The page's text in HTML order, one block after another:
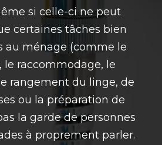
si celle-ci ne peut
certaines tâches bien
au ménage (comme le
le raccommodage, le
rangement du linge, de
ou la préparation de
la garde de personnes
à proprement parler.